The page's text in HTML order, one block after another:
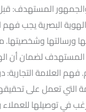
المستهدف:
البصرية يجب فهم
ورسالتها وشخصيتها.
لضمان أن
العلامة التجارية:
التي تعمل على
ترغب في توصيلها